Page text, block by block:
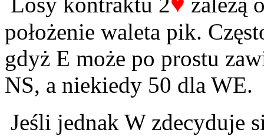
położenie waleta pik.
gdyż E może po prostu
NS, a niekiedy 50 dla WE.
Jeśli jednak W zdecyduje